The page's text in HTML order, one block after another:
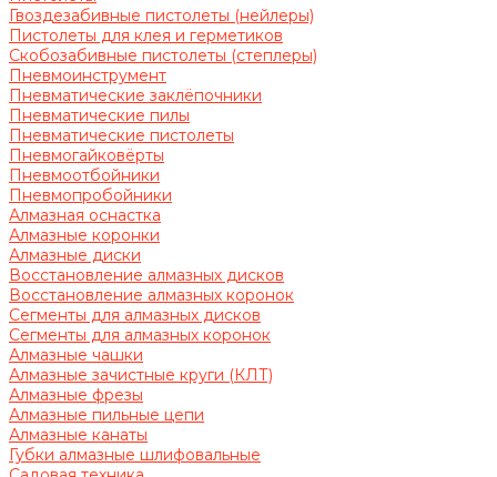
Гвоздезабивные пистолеты (нейлеры)
Пистолеты для клея и герметиков
Скобозабивные пистолеты (степлеры)
Пневмоинструмент
Пневматические заклёпочники
Пневматические пилы
Пневматические пистолеты
Пневмогайковёрты
Пневмоотбойники
Пневмопробойники
Алмазная оснастка
Алмазные коронки
Алмазные диски
Восстановление алмазных дисков
Восстановление алмазных коронок
Сегменты для алмазных дисков
Сегменты для алмазных коронок
Алмазные чашки
Алмазные зачистные круги (КЛТ)
Алмазные фрезы
Алмазные пильные цепи
Алмазные канаты
Губки алмазные шлифовальные